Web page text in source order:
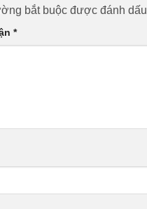
bắt buộc được đánh dấu
*